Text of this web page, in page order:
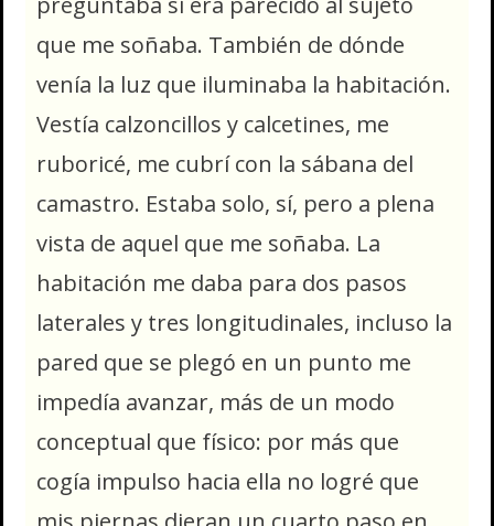
que me soñaba. También de dónde
venía la luz que iluminaba la habitación.
Vestía calzoncillos y calcetines, me
ruboricé, me cubrí con la sábana del
camastro. Estaba solo, sí, pero a plena
vista de aquel que me soñaba. La
habitación me daba para dos pasos
laterales y tres longitudinales, incluso la
pared que se plegó en un punto me
impedía avanzar, más de un modo
conceptual que físico: por más que
cogía impulso hacia ella no logré que